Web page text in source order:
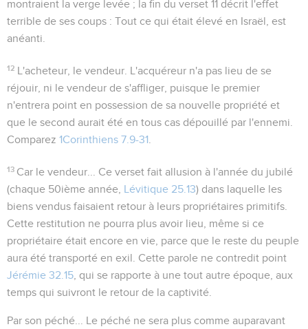
montraient la verge levée ; la fin du verset 11 décrit l'effet
terrible de ses coups : Tout ce qui était élevé en Israël, est
anéanti.
12 L'acheteur, le vendeur . L'acquéreur n'a pas lieu de se
réjouir, ni le vendeur de s'affliger, puisque le premier
n'entrera point en possession de sa nouvelle propriété et
que le second aurait été en tous cas dépouillé par l'ennemi.
Comparez 1Corinthiens 7.9-31
13 Car le vendeur...
Ce verset fait allusion à l'année du jubilé
(chaque 50ième année, Lévitique 25.13) dans laquelle les
biens vendus faisaient retour à leurs propriétaires primitifs.
Cette restitution ne pourra plus avoir lieu, même si ce
propriétaire était encore en vie, parce que le reste du peuple
aura été transporté en exil. Cette parole ne contredit point
Jérémie 32.15 , qui se rapporte à une tout autre époque, aux
temps qui suivront le retour de la captivité.
Par son péché...
Le péché ne sera plus comme auparavant